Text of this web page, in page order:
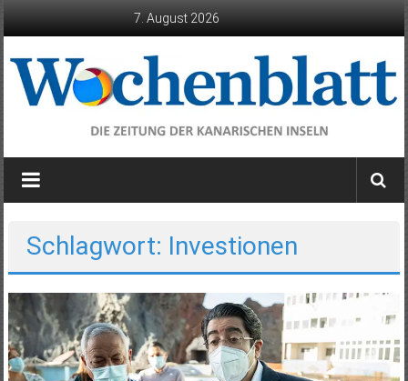
7. August 2026
Wochenblatt
die
Kanarischen
Inseln
Schlagwort: Investionen